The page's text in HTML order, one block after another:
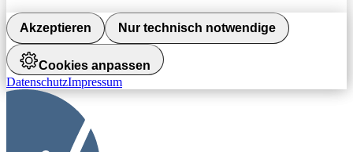
Akzeptieren Nur technisch notwendige
Cookies anpassen
DatenschutzImpressum